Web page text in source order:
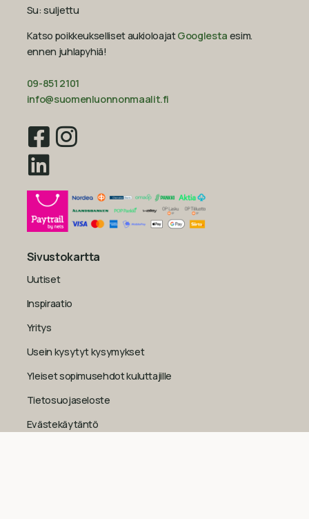
Su: suljettu
Katso poikkeukselliset aukioloajatGooglesta esim.
ennen juhlapyhiä!‍
09-851 2101
info@suomenluonnonmaalit.fi
Sivustokartta
Uutiset
Inspiraatio
Yritys
Usein kysytyt kysymykset
Yleiset sopimusehdot kuluttajille
Tietosuojaseloste
Evästekäytäntö